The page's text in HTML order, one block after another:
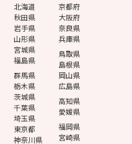
北海道
秋田県
岩手県
山形県
宮城県
福島県
群馬県
栃木県
茨城県
千葉県
埼玉県
東京都
神奈川県
京都府
大阪府
奈良県
兵庫県
鳥取県
島根県
岡山県
広島県
高知県
愛媛県
福岡県
宮崎県